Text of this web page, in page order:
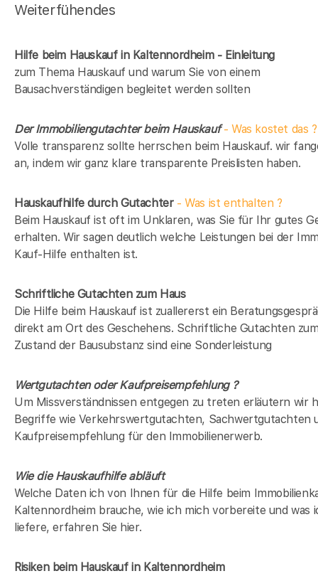
Weiterfühendes
Hilfe beim Hauskauf in Kaltennordheim - Einleitung
zum Thema Hauskauf und warum Sie von einem
Bausachverständigen begleitet werden sollten
Der Immobiliengutachter beim Hauskauf- Was kostet das ?
Volle transparenz sollte herrschen beim Hauskauf. wir
an, indem wir ganz klare transparente Preislisten haben.
Hauskaufhilfe durch Gutachter- Was ist enthalten ?
Beim Hauskauf ist oft im Unklaren, was Sie für Ihr gutes
erhalten. Wir sagen deutlich welche Leistungen bei der
Kauf-Hilfe enthalten ist.
Schriftliche Gutachten zum Haus
Die Hilfe beim Hauskauf ist zuallererst ein
direkt am Ort des Geschehens. Schriftliche Gutachten
Zustand der Bausubstanz sind eine Sonderleistung
Wertgutachten oder Kaufpreisempfehlung ?
Um Missverständnissen entgegen zu treten erläutern wir
Begriffe wie Verkehrswertgutachten, Sachwertgutachten
Kaufpreisempfehlung für den Immobilienerwerb.
Wie die Hauskaufhilfe abläuft
Welche Daten ich von Ihnen für die Hilfe beim
Kaltennordheim brauche, wie ich mich vorbereite und was
liefere, erfahren Sie hier.
Risiken beim Hauskaufin Kaltennordheim